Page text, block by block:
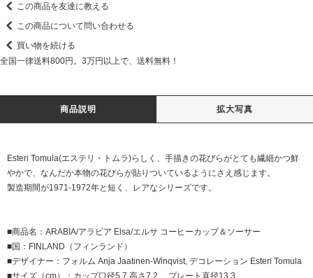
この商品を友達に教える
この商品について問い合わせる
買い物を続ける
全国一律送料800円。3万円以上で、送料無料！
商品説明 拡大写真
Esteri Tomula(エステリ・トムラ)らしく、手描きの花びらがとても繊細かつ鮮
やかで、なんだか本物の花びらが貼りついているようにさえ感じます。
製造期間が1971-1972年と短く、レアなシリーズです。
■商品名：ARABIA/アラビア Elsa/エルサ コーヒーカップ＆ソーサー
■国：FINLAND（フィンランド）
■デザイナー：フォルム Anja Jaatinen-Winqvist, デコレーション Esteri Tomula